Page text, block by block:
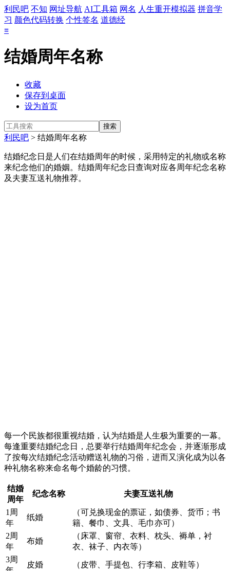
利民吧 不知 网址导航 AI工具箱 网名 人生重开模拟器 拼音学
习 颜色代码转换 个性签名 道德经
≡
结婚周年名称
收藏
保存到桌面
设为首页
利民吧 > 结婚周年名称
结婚纪念日是人们在结婚周年的时候，采用特定的礼物或名称
来纪念他们的婚姻。结婚周年纪念日查询对应各周年纪念名称
及夫妻互送礼物推荐。
每一个民族都很重视结婚，认为结婚是人生极为重要的一幕。
每逢重要结婚纪念日，总要举行结婚周年纪念会，并逐渐形成
了按每次结婚纪念活动赠送礼物的习俗，进而又演化成为以各
种礼物名称来命名每个婚龄的习惯。
结婚
周年
纪念名称 夫妻互送礼物
1周
年
纸婚
（可兑换现金的票证，如债券、货币；书
籍、餐巾、文具、毛巾亦可）
2周
年
布婚
（床罩、窗帘、衣料、枕头、褥单，衬
衣、袜子、内衣等）
3周
皮婚 （皮带、手提包、行李箱、皮鞋等）